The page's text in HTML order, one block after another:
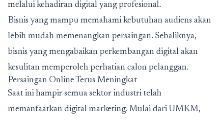
melalui kehadiran digital yang profesional.
Bisnis yang mampu memahami kebutuhan audiens akan
lebih mudah memenangkan persaingan. Sebaliknya,
bisnis yang mengabaikan perkembangan digital akan
kesulitan memperoleh perhatian calon pelanggan.
Persaingan Online Terus Meningkat
Saat ini hampir semua sektor industri telah
memanfaatkan digital marketing. Mulai dari UMKM,